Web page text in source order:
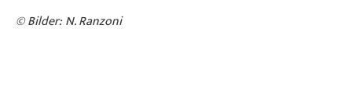
© Bilder: N. Ranzoni